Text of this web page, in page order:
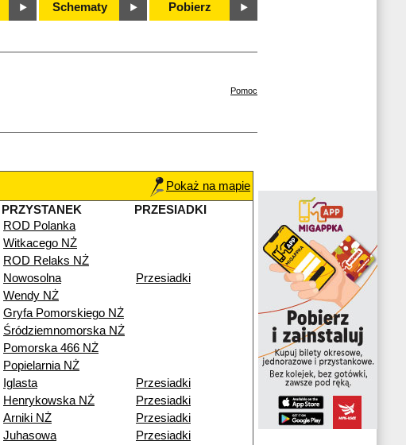
Schematy Pobierz
Pomoc
Pokaż na mapie
PRZYSTANEK
PRZESIADKI
ROD Polanka
Witkacego NŻ
ROD Relaks NŻ
Nowosolna
Przesiadki
Wendy NŻ
Gryfa Pomorskiego NŻ
Śródziemnomorska NŻ
Pomorska 466 NŻ
Popielarnia NŻ
Iglasta
Przesiadki
Henrykowska NŻ
Przesiadki
Arniki NŻ
Przesiadki
Juhasowa
Przesiadki